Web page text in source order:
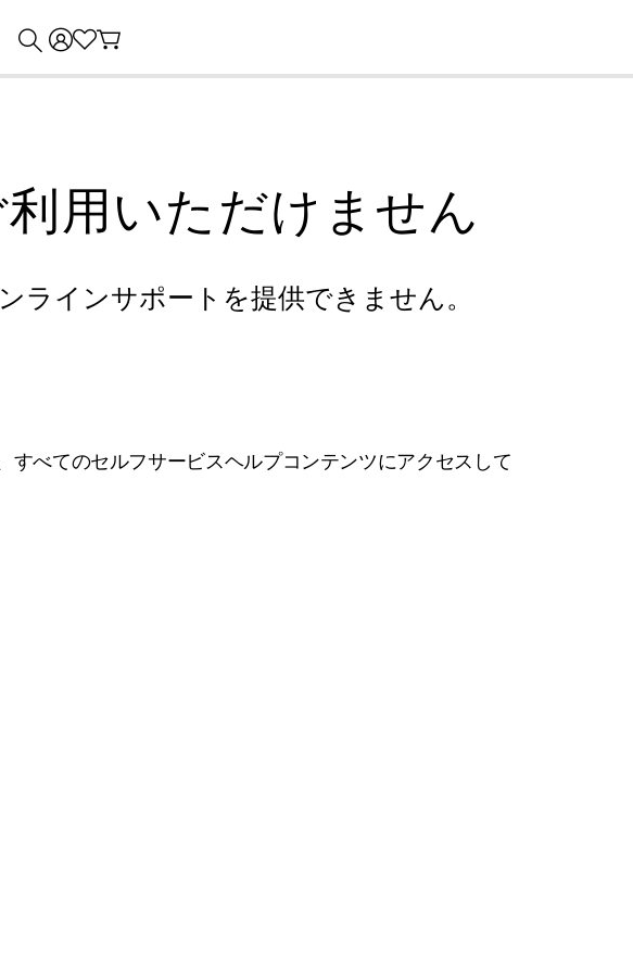
用いただけません
ラインサポートを提供できません。
べてのセルフサービスヘルプコンテンツにアクセスして